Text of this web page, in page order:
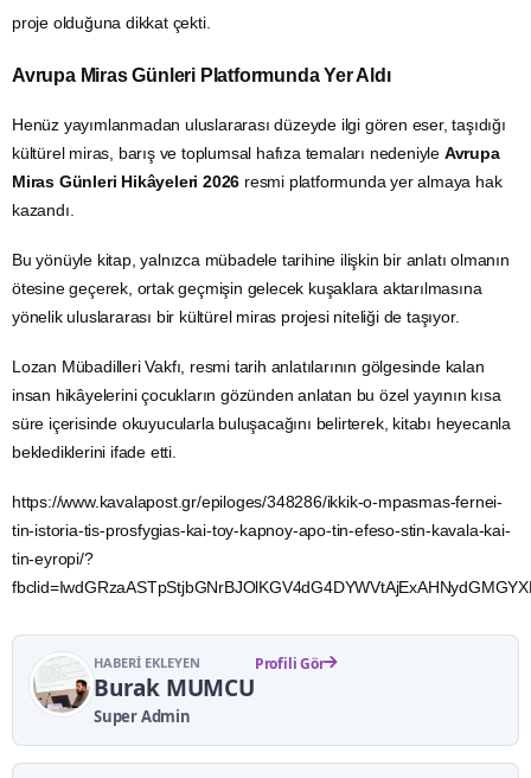
proje olduğuna dikkat çekti.
Avrupa Miras Günleri Platformunda Yer Aldı
Henüz yayımlanmadan uluslararası düzeyde ilgi gören eser, taşıdığı
kültürel miras, barış ve toplumsal hafıza temaları nedeniyle Avrupa
Miras Günleri Hikâyeleri 2026 resmi platformunda yer almaya hak
kazandı.
Bu yönüyle kitap, yalnızca mübadele tarihine ilişkin bir anlatı olmanın
ötesine geçerek, ortak geçmişin gelecek kuşaklara aktarılmasına
yönelik uluslararası bir kültürel miras projesi niteliği de taşıyor.
Lozan Mübadilleri Vakfı, resmi tarih anlatılarının gölgesinde kalan
insan hikâyelerini çocukların gözünden anlatan bu özel yayının kısa
süre içerisinde okuyucularla buluşacağını belirterek, kitabı heyecanla
beklediklerini ifade etti.
https://www.kavalapost.gr/epiloges/348286/ikkik-o-mpasmas-fernei-
tin-istoria-tis-prosfygias-kai-toy-kapnoy-apo-tin-efeso-stin-kavala-kai-
tin-eyropi/?
HABERI EKLEYEN
Burak MUMCU
Super Admin
Profili Gör